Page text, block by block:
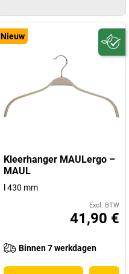
Nieuw
Kleerhanger MAULergo –
MAUL
l 430 mm
Excl. BTW
41,90 €
Binnen 7 werkdagen